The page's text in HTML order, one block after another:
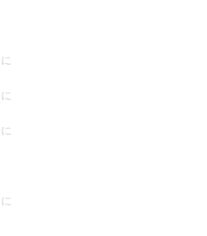
に
に
に
に